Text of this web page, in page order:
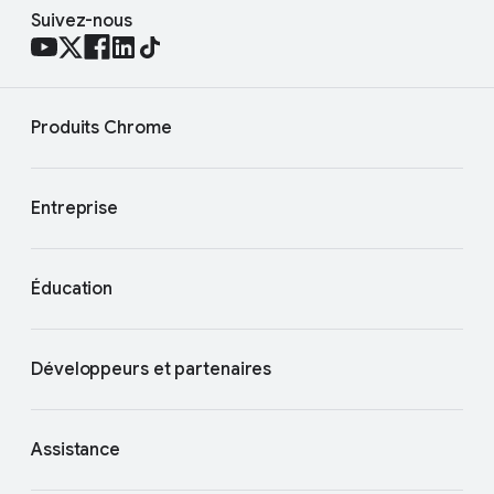
Suivez-nous
Produits Chrome
Entreprise
Éducation
Développeurs et partenaires
Assistance